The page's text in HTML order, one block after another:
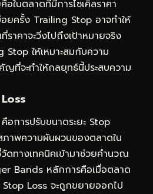
อในตลาดที่มีการไซเคิลราคา
ยครั้ง Trailing Stop อาจทำให้
าคาจะวิ่งไปถึงเป้าหมายจริง
Stop ให้เหมาะสมกับความ
ที่จะทำให้กลยุทธ์นี้ประสบความ
การปรับขนาดระยะ Stop
าพความผันผวนของตลาดใน
ทางเทคนิคเข้ามาช่วยคำนวณ
Bands หลักการคือเมื่อตลาด
Loss จะถูกขยายออกไป